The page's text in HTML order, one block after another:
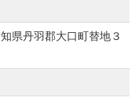
県丹羽郡大口町替地３